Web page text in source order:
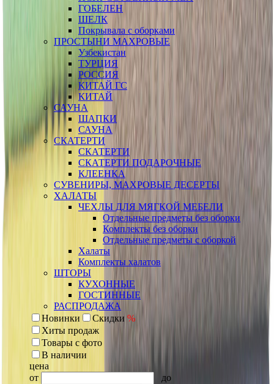
ГОБЕЛЕН
ШЕЛК
Покрывала с оборками
ПРОСТЫНИ МАХРОВЫЕ
Узбекистан
ТУРЦИЯ
РОССИЯ
КИТАЙ ГС
КИТАЙ
САУНА
ШАПКИ
САУНА
СКАТЕРТИ
СКАТЕРТИ
СКАТЕРТИ ПОДАРОЧНЫЕ
КЛЕЕНКА
СУВЕНИРЫ, МАХРОВЫЕ ДЕСЕРТЫ
ХАЛАТЫ
ЧЕХЛЫ ДЛЯ МЯГКОЙ МЕБЕЛИ
Отдельные предметы без оборки
Комплекты без оборки
Отдельные предметы с оборкой
Халаты
Комплекты халатов
ШТОРЫ
КУХОННЫЕ
ГОСТИННЫЕ
РАСПРОДАЖА
Новинки
Скидки %
Хиты продаж
Товары с фото
В наличии
цена
от
до